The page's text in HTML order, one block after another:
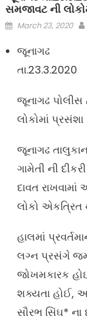
સમજાવટ ની
Posted
March 23, 2020
જૂનાગઢ
તા.23.3.2020
જૂનાગઢ પોલીસ
લોકોમાં પ્રસંશા
જૂનાગઢ
ગામેતી ની
દાવત
લોકો એકત્રિત
હાલમાં
લગ્ન પ્રસંગે
જોખમકારક
શક્યતા હોઈ,
સૌરભ સિંઘ*